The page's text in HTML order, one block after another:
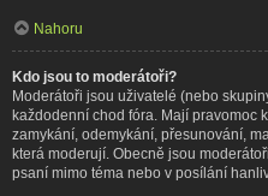
Nahoru
Kdo jsou to moderátoři?
Moderátoři jsou uživatelé (nebo
každodenní chod fóra. Mají pravomoc
zamykání, odemykání, přesunování,
která moderují. Obecně jsou
psaní mimo téma nebo v posílání